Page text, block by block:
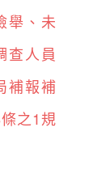
舉、未
查人員
補報補
之1規